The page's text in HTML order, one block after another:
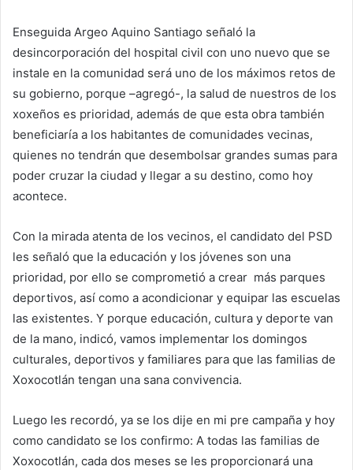
Enseguida Argeo Aquino Santiago señaló la
desincorporación del hospital civil con uno nuevo que se
instale en la comunidad será uno de los máximos retos de
su gobierno, porque –agregó-, la salud de nuestros de los
xoxeños es prioridad, además de que esta obra también
beneficiaría a los habitantes de comunidades vecinas,
quienes no tendrán que desembolsar grandes sumas para
poder cruzar la ciudad y llegar a su destino, como hoy
acontece.
Con la mirada atenta de los vecinos, el candidato del PSD
les señaló que la educación y los jóvenes son una
prioridad, por ello se comprometió a crear más parques
deportivos, así como a acondicionar y equipar las escuelas
las existentes. Y porque educación, cultura y deporte van
de la mano, indicó, vamos implementar los domingos
culturales, deportivos y familiares para que las familias de
Xoxocotlán tengan una sana convivencia.
Luego les recordó, ya se los dije en mi pre campaña y hoy
como candidato se los confirmo: A todas las familias de
Xoxocotlán, cada dos meses se les proporcionará una